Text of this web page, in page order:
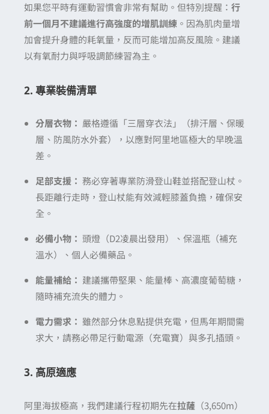
如果您平時有運動習慣會非常有幫助。但特別提醒： 行
前一個月不建議進行高強度的增肌訓練 。因為肌肉量增
加會提升身體的耗氧量，反而可能增加高反風險。建議
以有氧耐力與呼吸調節練習為主。
2. 專業裝備清單
分層衣物： 嚴格遵循「三層穿衣法」（排汗層、保暖
層、防風防水外套），以應對阿里地區極大的早晚溫
差。
足部支援： 務必穿著專業防滑登山鞋並搭配登山杖。
長距離行走時，登山杖能有效減輕膝蓋負擔，確保安
全。
必備小物： 頭燈（D2凌晨出發用）、保溫瓶（補充
溫水）、個人必備藥品。
能量補給： 建議攜帶堅果、能量棒、高濃度葡萄糖，
隨時補充流失的體力。
電力需求： 雖然部分休息點提供充電，但馬年期間需
求大，請務必帶足行動電源（充電寶）與多孔插頭。
3. 高原適應
阿里海拔極高，我們建議行程初期先在拉薩 （3,650m）